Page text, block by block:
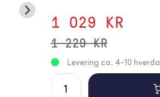
1 029 KR
1 229 KR
Levering ca. 4-10